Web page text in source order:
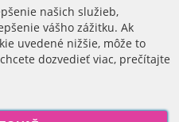
našich služieb,
vášho zážitku. Ak
uvedené nižšie, môže to
dozvedieť viac, prečítajte